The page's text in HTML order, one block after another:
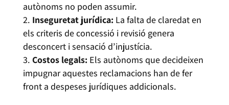
autònoms no poden assumir.
Inseguretat jurídica: La falta de claredat en
els criteris de concessió i revisió genera
desconcert i sensació d’injustícia.
Costos legals: Els autònoms que decideixen
impugnar aquestes reclamacions han de fer
front a despeses jurídiques addicionals.